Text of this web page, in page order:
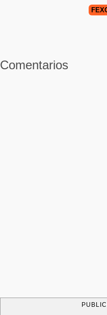
Comentarios